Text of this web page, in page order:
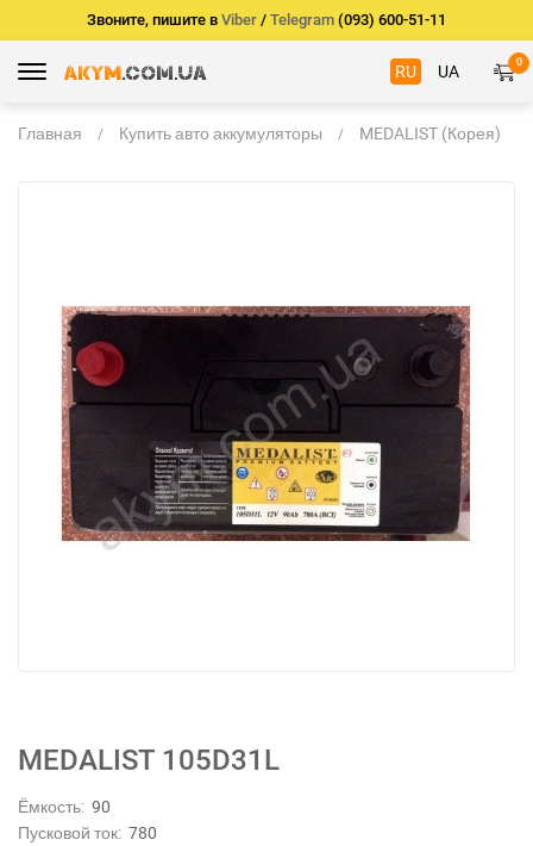
Звоните, пишите в Viber / Telegram (093) 600-51-11
RU UA 0
Главная Купить авто аккумуляторы MEDALIST (Корея)
MEDALIST 105D31L
Ёмкость: 90
Пусковой ток: 780